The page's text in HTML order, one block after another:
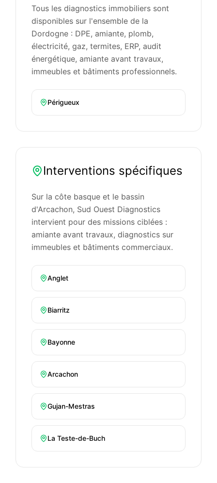
Tous les diagnostics immobiliers sont
disponibles sur l'ensemble de la
Dordogne : DPE, amiante, plomb,
électricité, gaz, termites, ERP, audit
énergétique, amiante avant travaux,
immeubles et bâtiments professionnels.
Périgueux
Interventions spécifiques
Sur la côte basque et le bassin
d'Arcachon, Sud Ouest Diagnostics
intervient pour des missions ciblées :
amiante avant travaux, diagnostics sur
immeubles et bâtiments commerciaux.
Anglet
Biarritz
Bayonne
Arcachon
Gujan-Mestras
La Teste-de-Buch